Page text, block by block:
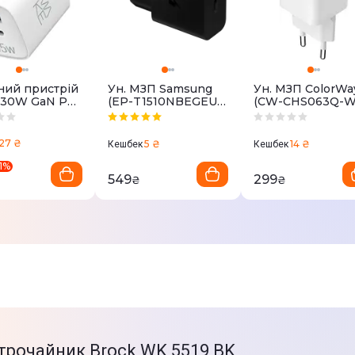
Товар може відрізнятись від
можуть бути змінені
пристрій
GaN PD
+ QC3.0 White
27 ₴
%
Ун. МЗП Samsung
(EP-T1510NBEGEU)
USB-C 15W чорний
Кешбек5 ₴
549₴
Ун. МЗП
(CW-CHS063Q-
1x USB-A (18W)
Кешбек14 ₴
299₴
Brock WK 5519 BK